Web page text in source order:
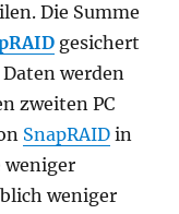
Die Summe
gesichert
werden
zweiten PC
SnapRAID in
weniger
weniger